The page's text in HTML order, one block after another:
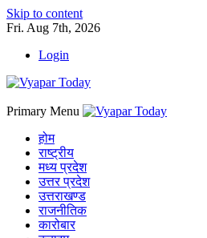
Skip to content
Fri. Aug 7th, 2026
Login
Primary Menu
होम
राष्ट्रीय
मध्य प्रदेश
उत्तर प्रदेश
उत्तराखण्ड
राजनीतिक
कारोबार